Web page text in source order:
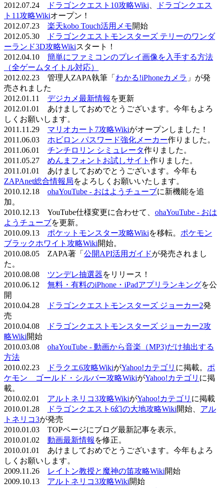
2012.07.24
ドラゴンクエスト10攻略Wiki
ドラゴンクエス
ト11攻略Wikiオープン！
2012.07.23 楽天kobo Touch活用メモ開始
2012.05.30
ドラゴンクエストモンスターズ テリーのワンダ
ーランド3D攻略Wikiスタート！
2012.04.10 簡単にファミコンのプレイ画像を入手する方法
（全ゲームタイトル対応）
2012.02.23 管理人ZAPA執筆「 わかる!iPhoneカメラ 」が発
売されました
2012.01.11 デジカメ最新情報 を更新
2012.01.01 あけましておめでとうございます。今年もよろ
しくお願いします。
2011.11.29 マリオカート7攻略Wikiがオープンしました！
2011.06.03 ホビロン パスワード強化メーカー作りました。
2011.06.01 チンチロリン シミュレータ作りました。
2011.05.27 めんまフォントお試しサイト 作りました。
2011.01.01 あけましておめでとうございます。今年も
ZAPAnet総合情報局をよろしくお願いいたします。
2010.12.18 ohaYouTube - おはようチューブに新機能を追
加。
2010.12.13 YouTube仕様変更に合わせて、 ohaYouTube - おは
ようチューブを更新。
2010.09.13 ポケットモンスター攻略Wikiを移転。 ポケモン
ブラックホワイト攻略Wiki開始。
2010.08.05 ZAPA著「 公開API活用ガイドが発売されまし
た。
2010.08.08 ツンデレ抽選器をリリース！
2010.06.12 無料・有料のiPhone・iPadアプリランキングを公
開
2010.04.28
ドラゴンクエストモンスターズ ジョーカー2発
売
2010.04.08
ドラゴンクエストモンスターズ ジョーカー2攻
略Wiki開始
2010.03.08 ohaYouTube - 動画から音楽（MP3)だけ抽出する
方法
2010.02.23
ドラクエ6攻略WikiがYahoo!カテゴリ に掲載。 ポ
ケモン ゴールド・シルバー攻略WikiがYahoo!カテゴリ に掲
載。
2010.02.01 アルトネリコ3攻略WikiがYahoo!カテゴリ に掲載
2010.01.28
ドラゴンクエスト6幻の大地攻略Wiki開始、 アル
トネリコ3が発売
2010.01.03 TOPページにブログ最新記事を表示。
2010.01.02 動画最新情報 を修正。
2010.01.01 あけましておめでとうございます。今年もよろ
しくお願いします。
2009.11.26
レイトン教授と魔神の笛攻略Wiki開始
2009.10.13 アルトネリコ3攻略Wiki開始